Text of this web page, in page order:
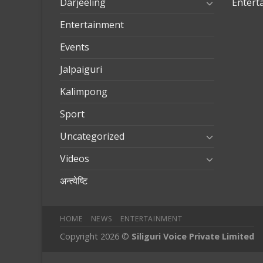
Entertainment
Events
Jalpaiguri
Kalimpong
Sport
Uncategorized
Videos
अन्त्येष्टि
HOME NEWS ENTERTAINMENT
Copyright 2026 © Siliguri Voice Private Limited